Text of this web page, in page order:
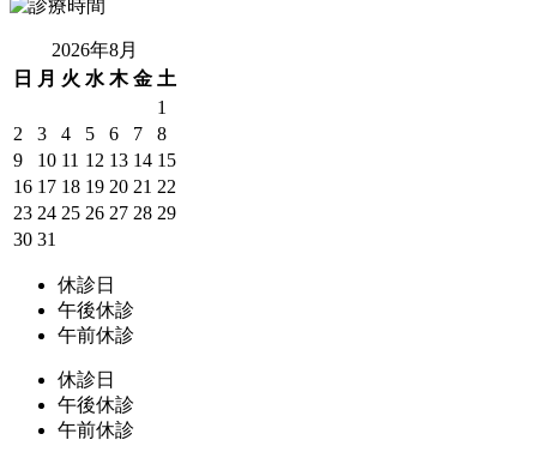
2026年8月
日
月 火 水 木 金 土
1
2
3 4 5 6 7
8
9
10 11 12 13 14 15
16 17 18 19 20 21 22
23 24 25 26 27 28 29
30 31
休診日
午後休診
午前休診
休診日
午後休診
午前休診